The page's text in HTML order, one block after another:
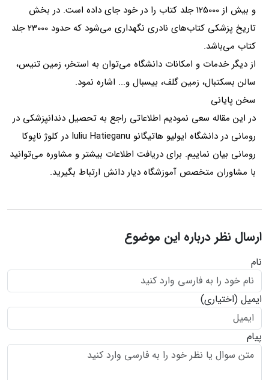
و بیش از 125000 جلد کتاب را در خود جای داده است. در بخش
تاریخ پزشکی کتاب‌های نادری نگهداری می‌شود که حدود 23000 جلد
کتاب می‌باشد.
از دیگر خدمات و امکانات دانشگاه می‌توان به استخر، زمین تنیس،
سالن بسکتبال، زمین گلف، بیسبال و... اشاره نمود.
سخن پایانی
در این مقاله سعی نمودیم اطلاعاتی راجع به تحصیل دندانپزشکی در
رومانی در دانشگاه ایولیو هاتیگانو Iuliu Hatieganu در کلوژ ناپوکا
رومانی بیان نماییم. برای دریافت اطلاعات بیشتر و مشاوره می‌توانید
با مشاوران متخصص آموزشگاه دیار دانش ارتباط بگیرید.
ارسال نظر درباره این موضوع
نام
ایمیل (اختیاری)
پیام